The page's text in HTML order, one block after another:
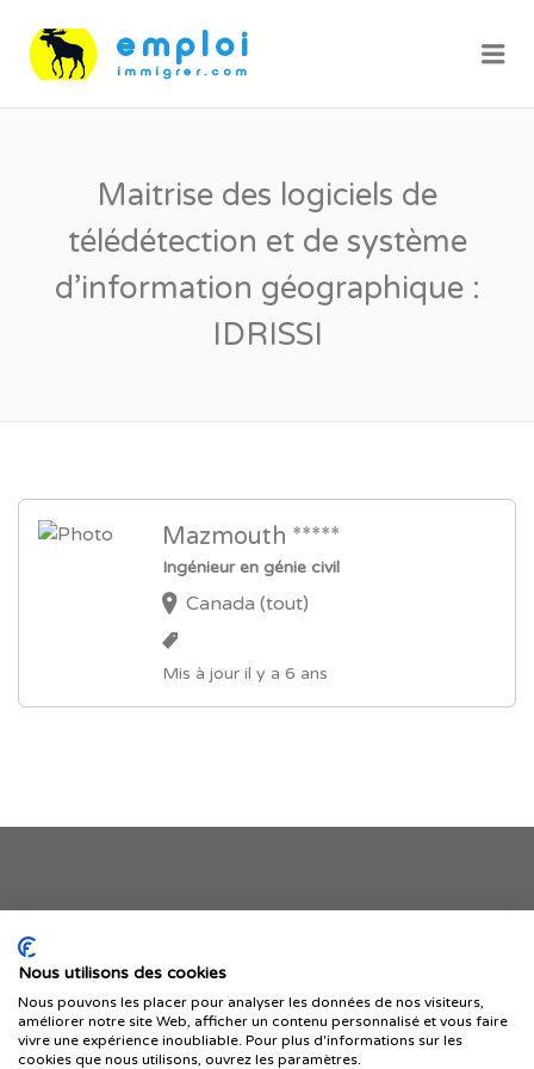
Maitrise des logiciels de
télédétection et de système
d’information géographique :
IDRISSI
Mazmouth *****
Ingénieur en génie civil
Canada (tout)
Mis à jour il y a 6 ans
Je publie mon offre
Nous utilisons des cookies
Nous pouvons les placer pour analyser les données de nos visiteurs,
améliorer notre site Web, afficher un contenu personnalisé et vous faire
vivre une expérience inoubliable. Pour plus d'informations sur les
cookies que nous utilisons, ouvrez les paramètres.